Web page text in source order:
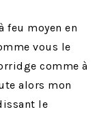
feu moyen en
vous le
comme à
alors mon
le